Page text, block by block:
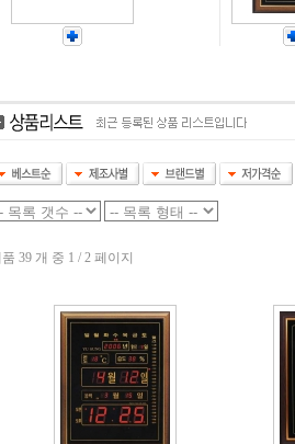
39 개 중 1 / 2 페이지